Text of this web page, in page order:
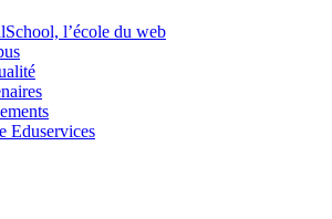
l’école du web
Eduservices